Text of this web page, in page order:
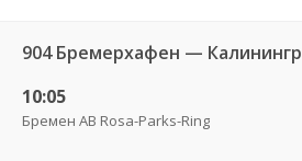
904 Бремерхафен —
10:05
Бремен АВ Rosa-Parks-Ring